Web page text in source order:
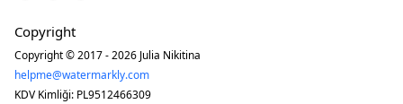
Copyright
Copyright © 2017 - 2026 Julia Nikitina
helpme@watermarkly.com
KDV Kimliği: PL9512466309